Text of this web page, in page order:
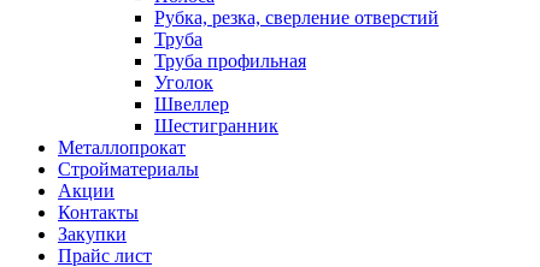
Рубка, резка, сверление отверстий
Труба
Труба профильная
Уголок
Швеллер
Шестигранник
Металлопрокат
Стройматериалы
Акции
Контакты
Закупки
Прайс лист